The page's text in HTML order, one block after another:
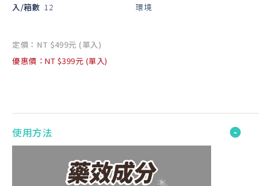
入/箱數 12
環境
定價：NT $499元 (單入)
優惠價：NT $399元 (單入)
使用方法